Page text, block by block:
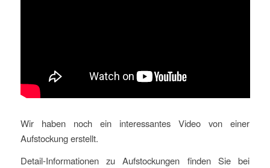
Wir haben noch ein interessantes Video von einer
Aufstockung erstellt.
Detail-Informationen zu Aufstockungen finden Sie bei